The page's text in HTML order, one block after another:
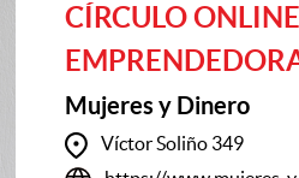
CÍRCULO
Mujeres y Dinero
Víctor Soliño 349